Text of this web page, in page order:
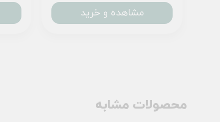
مشاهده و خرید
محصولات مشابه